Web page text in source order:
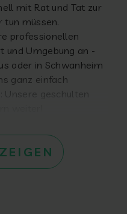
mit Rat und Tat zur
tun müssen.
professionellen
und Umgebung an -
oder in Schwanheim
ganz einfach
geschulten